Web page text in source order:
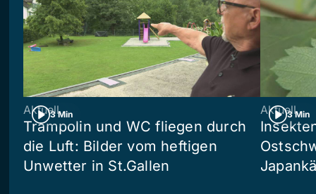
3 Min
Aktuell
Trampolin und WC fliegen durch
die Luft: Bilder vom heftigen
Unwetter in St.Gallen
3 Min
Aktuell